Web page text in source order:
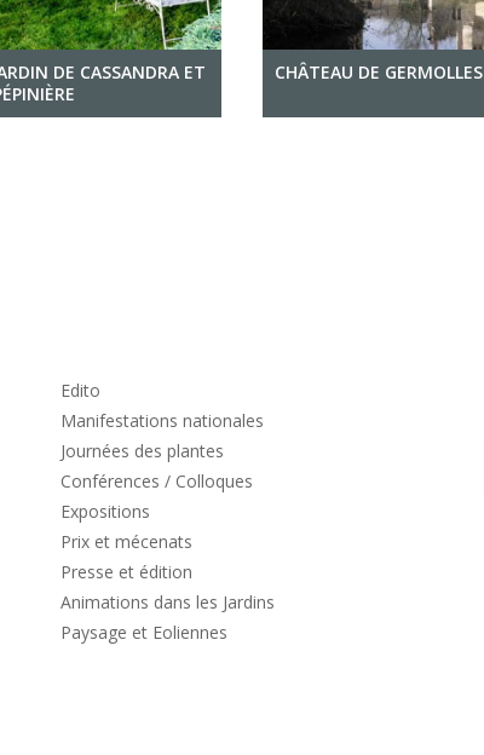
DE CASSANDRA ET
CHÂTEAU DE GERMOLLES
Edito
Manifestations nationales
Journées des plantes
Conférences / Colloques
Expositions
Prix et mécenats
Presse et édition
Animations dans les Jardins
Paysage et Eoliennes